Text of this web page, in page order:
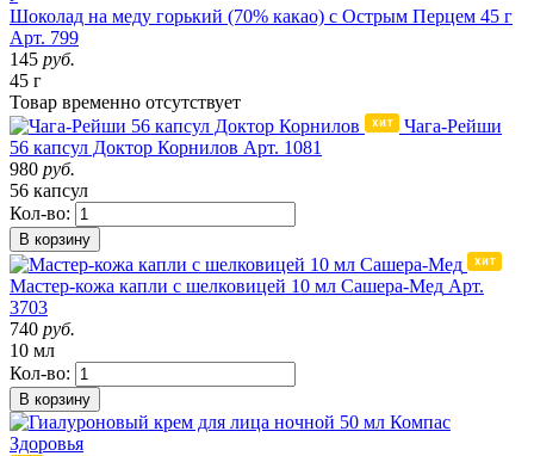
Шоколад на меду горький (70% какао) с Острым Перцем 45 г
Арт. 799
145 руб.
45 г
Товар временно отсутствует
Чага-Рейши
56 капсул Доктор Корнилов Арт. 1081
980 руб.
56 капсул
Кол-во:
В корзину
Мастер-кожа капли с шелковицей 10 мл Сашера-Мед Арт.
3703
740 руб.
10 мл
Кол-во:
В корзину